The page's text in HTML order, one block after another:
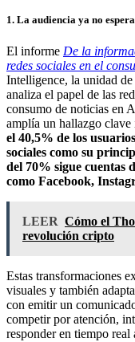
1. La audiencia ya no
El informe De la
redes sociales en el
Intelligence, la unidad
analiza el papel de las
consumo de noticias en
amplía un hallazgo
el 40,5% de los
sociales como su
del 70% sigue cuentas
como Facebook,
LEER Cómo el
revolución cripto
Estas transformaciones
visuales y también
con emitir un
competir por atención,
responder en tiempo real